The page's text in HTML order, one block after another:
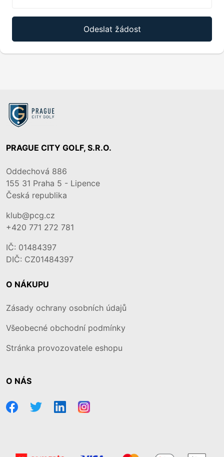
Odeslat žádost
PRAGUE CITY GOLF, S.R.O.
Oddechová 886
155 31 Praha 5 - Lipence
Česká republika
klub@pcg.cz
+420 771 272 781
IČ: 01484397
DIČ: CZ01484397
O NÁKUPU
Zásady ochrany osobních údajů
Všeobecné obchodní podmínky
Stránka provozovatele eshopu
O NÁS